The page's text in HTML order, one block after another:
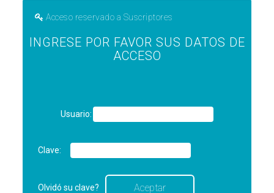
Acceso reservado a Suscriptores
INGRESE POR FAVOR SUS DATOS DE
ACCESO
Usuario:
Clave:
Olvidó su clave?